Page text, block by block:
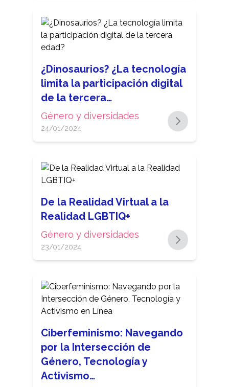
¿Dinosaurios? ¿La tecnología
limita la participación digital
de la tercera…
Género y diversidades
24/01/2024
De la Realidad Virtual a la
Realidad LGBTIQ+
Género y diversidades
23/01/2024
Ciberfeminismo: Navegando
por la Intersección de
Género, Tecnología y
Activismo…